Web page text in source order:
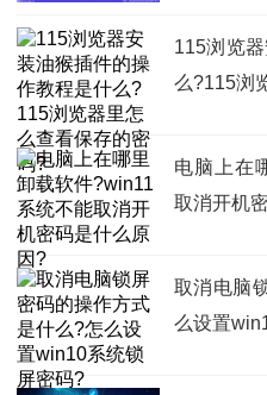
115浏览
么?115浏
电脑上在
取消开机
取消电脑
么设置